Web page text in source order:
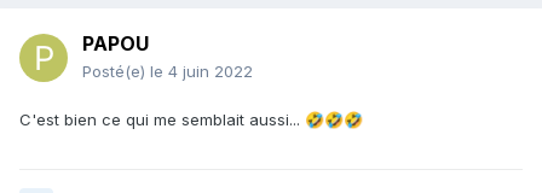
PAPOU
Posté(e) le 4 juin 2022
C'est bien ce qui me semblait aussi... 🤣🤣🤣